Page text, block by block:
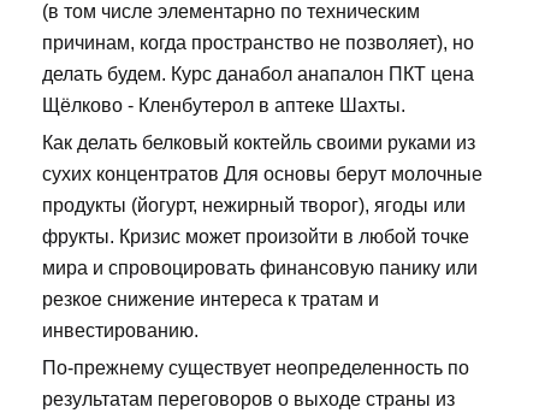
(в том числе элементарно по техническим
причинам, когда пространство не позволяет), но
делать будем. Курс данабол анапалон ПКТ цена
Щёлково - Кленбутерол в аптеке Шахты.
Как делать белковый коктейль своими руками из
сухих концентратов Для основы берут молочные
продукты (йогурт, нежирный творог), ягоды или
фрукты. Кризис может произойти в любой точке
мира и спровоцировать финансовую панику или
резкое снижение интереса к тратам и
инвестированию.
По-прежнему существует неопределенность по
результатам переговоров о выходе страны из